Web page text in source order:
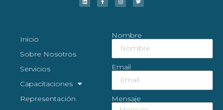
Inicio
Sobre Nosotros
Servicios
Capacitaciones
Representación
Nombre
Email
Mensaje